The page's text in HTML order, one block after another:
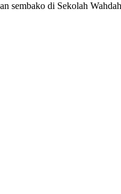
sembako di Sekolah